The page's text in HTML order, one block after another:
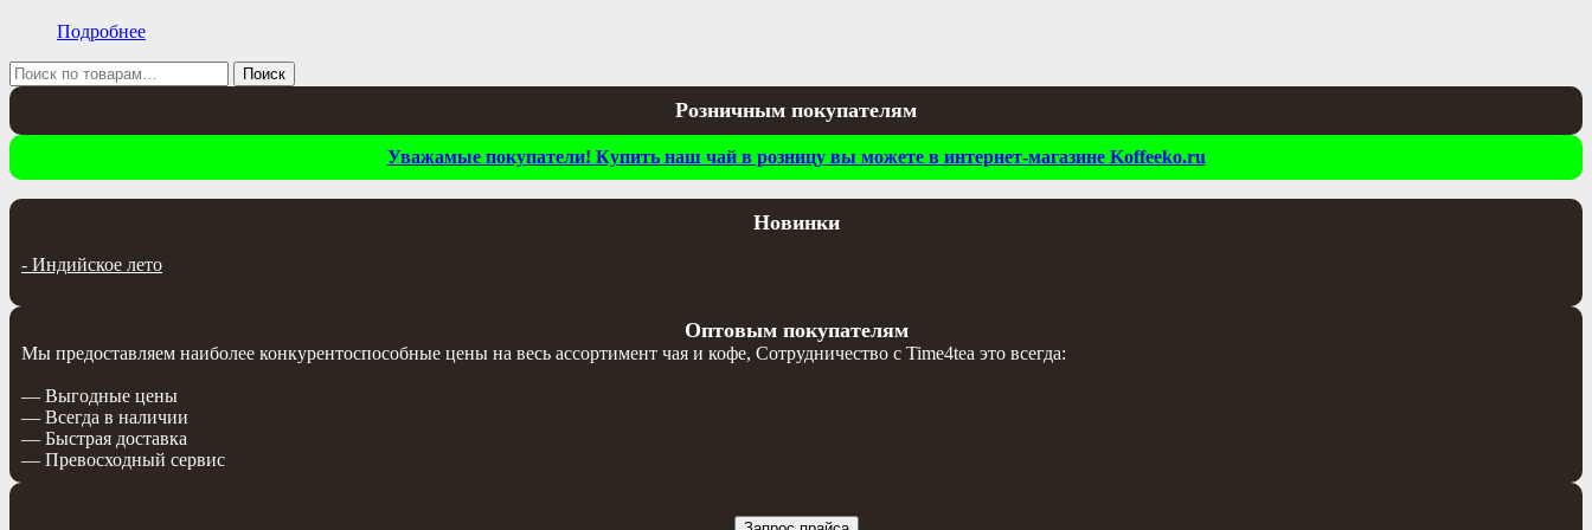
Подробнее
Искать:
Поиск
Розничным покупателям
Уважамые покупатели! Купить наш чай в розницу вы можете в интернет-магазине Koffeeko.ru
Новинки
- Индийское лето
Оптовым покупателям
Мы предоставляем наиболее конкурентоспособные цены на весь ассортимент чая и кофе, Сотрудничество с Time4tea это всегда:
— Выгодные цены
— Всегда в наличии
— Быстрая доставка
— Превосходный сервис